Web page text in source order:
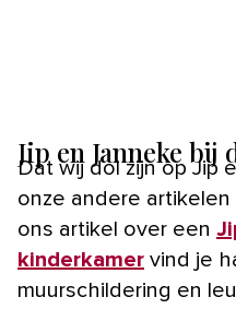
Jip en Janneke bij
Dat wij dol zijn op Jip
onze andere
ons artikel over een
kinderkamer vind je
muurschildering en